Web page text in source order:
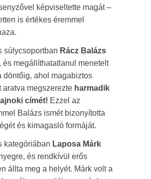
képviseltette magát –
is értékes éremmel
súlycsoportban Rácz Balázs
és megállíthatatlanul menetelt
döntőig, ahol magabiztos
aratva megszerezte harmadik
címét! Ezzel az
Balázs ismét bizonyította
és kimagasló formáját.
kategóriában Laposa Márk
és rendkívül erős
állta meg a helyét. Márk volt a